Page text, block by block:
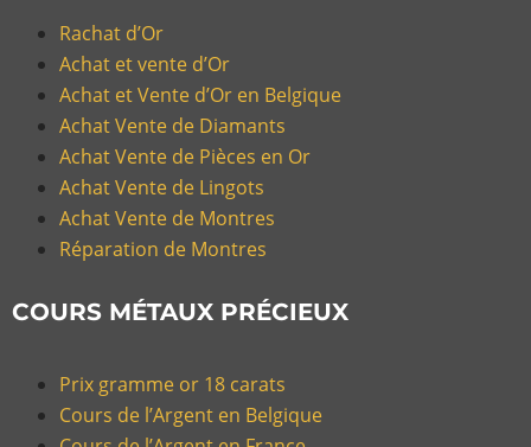
Rachat d’Or
Achat et vente d’Or
Achat et Vente d’Or en Belgique
Achat Vente de Diamants
Achat Vente de Pièces en Or
Achat Vente de Lingots
Achat Vente de Montres
Réparation de Montres
COURS MÉTAUX PRÉCIEUX
Prix gramme or 18 carats
Cours de l’Argent en Belgique